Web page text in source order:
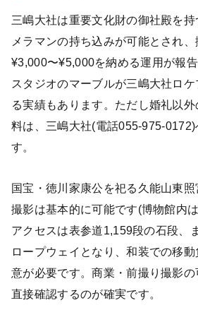
三嶋大社は重要文化財の御社殿を
メラマンの持ち込みが可能とされ
¥3,000〜¥5,000を納める運用が報
スタジオのマーブルが三嶋大社ロ
る実績もあります。ただし婚礼以
料は、三嶋大社(電話055-975-
す。
国宝・徳川家康公を祀る久能山東
撮影は基本的に可能です(博物館内
アクセスは表参道1,159段の石段、
ロープウェイとなり、和装での移
意が必要です。商業・前撮り撮影
直接確認するのが確実です。